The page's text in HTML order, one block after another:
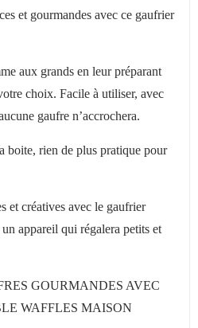
et gourmandes avec ce gaufrier
aux grands en leur préparant
choix. Facile à utiliser, avec
gaufre n’accrochera.
boite, rien de plus pratique pour
et créatives avec le gaufrier
appareil qui régalera petits et
GOURMANDES AVEC
WAFFLES MAISON